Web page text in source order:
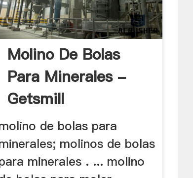
Molino De Bolas
Para Minerales -
Getsmill
de bolas para
molinos de bolas
minerales . ... molino